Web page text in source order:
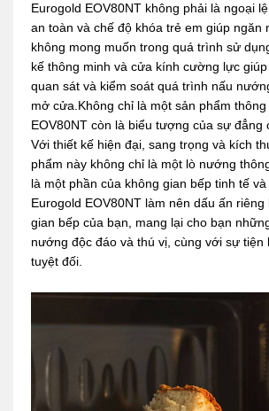
Eurogold EOV80NT không phải là ngoại
an toàn và chế độ khóa trẻ em giúp ngăn
không mong muốn trong quá trình sử
kế thông minh và cửa kính cường lực
quan sát và kiểm soát quá trình nấu
mở cửa.Không chỉ là một sản phẩm
EOV80NT còn là biểu tượng của sự đẳng
Với thiết kế hiện đại, sang trọng và kích
phẩm này không chỉ là một lò nướng
là một phần của không gian bếp tinh tế
Eurogold EOV80NT làm nên dấu ấn riêng
gian bếp của bạn, mang lại cho bạn
nướng độc đáo và thú vị, cùng với sự tiện
tuyệt đối.